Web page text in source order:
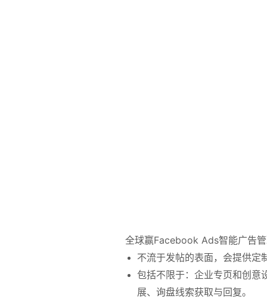
全球赢Facebook Ads智能广告
不流于发帖的表面，会提供定
包括不限于：企业专页和创意
展、询盘线索获取与回复。